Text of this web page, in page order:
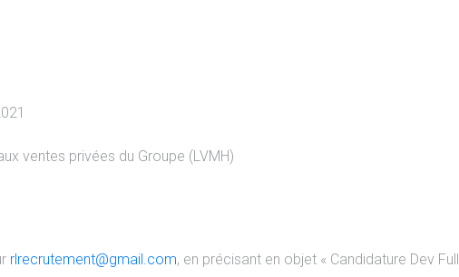
ventes privées du Groupe (LVMH)
rlrecrutement@gmail.com, en précisant en objet « Candidature Dev Full